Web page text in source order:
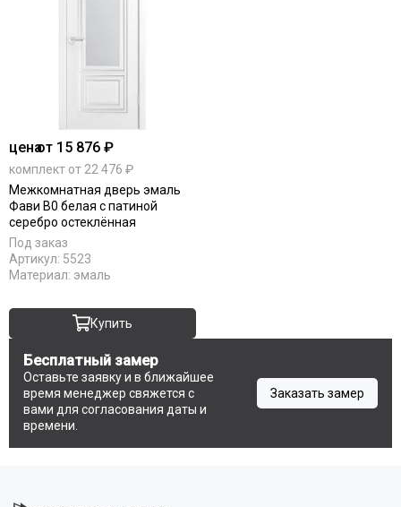
ценаот 15 876 ₽
комплект от 22 476 ₽
Межкомнатная дверь эмаль
Фави В0 белая с патиной
серебро остеклённая
Под заказ
Артикул: 5523
Материал: эмаль
Купить
Бесплатный замер
Оставьте заявку и в ближайшее
время менеджер свяжется с
вами для согласования даты и
времени.
Заказать замер